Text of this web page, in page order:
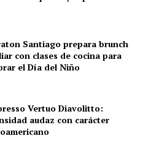
Santiago prepara brunch
con clases de cocina para
el Día del Niño
Vertuo Diavolitto:
audaz con carácter